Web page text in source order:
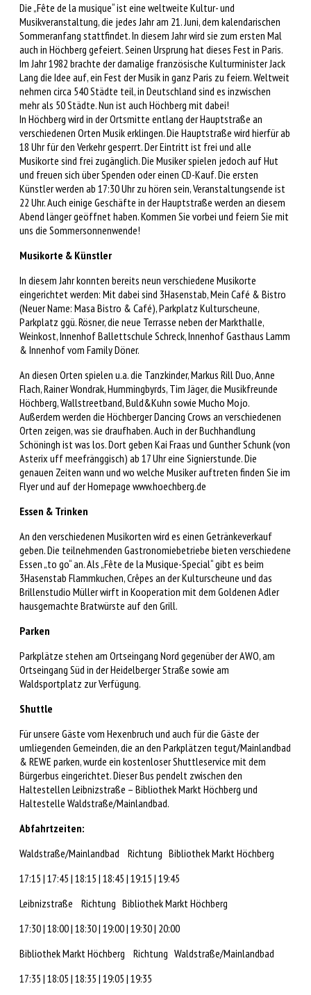
Die „Fête de la musique“ ist eine weltweite Kultur- und
Musikveranstaltung, die jedes Jahr am 21. Juni, dem kalendarischen
Sommeranfang stattfindet. In diesem Jahr wird sie zum ersten Mal
auch in Höchberg gefeiert. Seinen Ursprung hat dieses Fest in Paris.
Im Jahr 1982 brachte der damalige französische Kulturminister Jack
Lang die Idee auf, ein Fest der Musik in ganz Paris zu feiern. Weltweit
nehmen circa 540 Städte teil, in Deutschland sind es inzwischen
mehr als 50 Städte. Nun ist auch Höchberg mit dabei!
In Höchberg wird in der Ortsmitte entlang der Hauptstraße an
verschiedenen Orten Musik erklingen. Die Hauptstraße wird hierfür ab
18 Uhr für den Verkehr gesperrt. Der Eintritt ist frei und alle
Musikorte sind frei zugänglich. Die Musiker spielen jedoch auf Hut
und freuen sich über Spenden oder einen CD-Kauf. Die ersten
Künstler werden ab 17:30 Uhr zu hören sein, Veranstaltungsende ist
22 Uhr. Auch einige Geschäfte in der Hauptstraße werden an diesem
Abend länger geöffnet haben. Kommen Sie vorbei und feiern Sie mit
uns die Sommersonnenwende!
Musikorte & Künstler
In diesem Jahr konnten bereits neun verschiedene Musikorte
eingerichtet werden: Mit dabei sind 3Hasenstab, Mein Café & Bistro
(Neuer Name: Masa Bistro & Café), Parkplatz Kulturscheune,
Parkplatz ggü. Rösner, die neue Terrasse neben der Markthalle,
Weinkost, Innenhof Ballettschule Schreck, Innenhof Gasthaus Lamm
& Innenhof vom Family Döner.
An diesen Orten spielen u.a. die Tanzkinder, Markus Rill Duo, Anne
Flach, Rainer Wondrak, Hummingbyrds, Tim Jäger, die Musikfreunde
Höchberg, Wallstreetband, Buld&Kuhn sowie Mucho Mojo.
Außerdem werden die Höchberger Dancing Crows an verschiedenen
Orten zeigen, was sie draufhaben. Auch in der Buchhandlung
Schöningh ist was los. Dort geben Kai Fraas und Gunther Schunk (von
Asterix uff meefränggisch) ab 17 Uhr eine Signierstunde. Die
genauen Zeiten wann und wo welche Musiker auftreten finden Sie im
Flyer und auf der Homepage www.hoechberg.de
Essen & Trinken
An den verschiedenen Musikorten wird es einen Getränkeverkauf
geben. Die teilnehmenden Gastronomiebetriebe bieten verschiedene
Essen „to go“ an. Als „Fête de la Musique-Special“ gibt es beim
3Hasenstab Flammkuchen, Crêpes an der Kulturscheune und das
Brillenstudio Müller wirft in Kooperation mit dem Goldenen Adler
hausgemachte Bratwürste auf den Grill.
Parken
Parkplätze stehen am Ortseingang Nord gegenüber der AWO, am
Ortseingang Süd in der Heidelberger Straße sowie am
Waldsportplatz zur Verfügung.
Shuttle
Für unsere Gäste vom Hexenbruch und auch für die Gäste der
umliegenden Gemeinden, die an den Parkplätzen tegut/Mainlandbad
& REWE parken, wurde ein kostenloser Shuttleservice mit dem
Bürgerbus eingerichtet. Dieser Bus pendelt zwischen den
Haltestellen Leibnizstraße – Bibliothek Markt Höchberg und
Haltestelle Waldstraße/Mainlandbad.
Abfahrtzeiten:
Waldstraße/Mainlandbad Richtung Bibliothek Markt Höchberg
17:15 | 17:45 | 18:15 | 18:45 | 19:15 | 19:45
Leibnizstraße Richtung Bibliothek Markt Höchberg
17:30 | 18:00 | 18:30 | 19:00 | 19:30 | 20:00
Bibliothek Markt Höchberg Richtung Waldstraße/Mainlandbad
17:35 | 18:05 | 18:35 | 19:05 | 19:35